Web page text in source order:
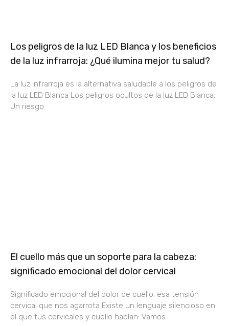
Los peligros de la luz LED Blanca y los beneficios
de la luz infrarroja: ¿Qué ilumina mejor tu salud?
La luz infrarroja es la alternativa saludable a los peligros de
la luz LED Blanca Los peligros ocultos de la luz LED Blanca:
Un riesgo
El cuello más que un soporte para la cabeza:
significado emocional del dolor cervical
Significado emocional del dolor de cuello: esa tensión
cervical que nos agarrota Existe un lenguaje silencioso en
el que tus cervicales y cuello hablan: Vamos